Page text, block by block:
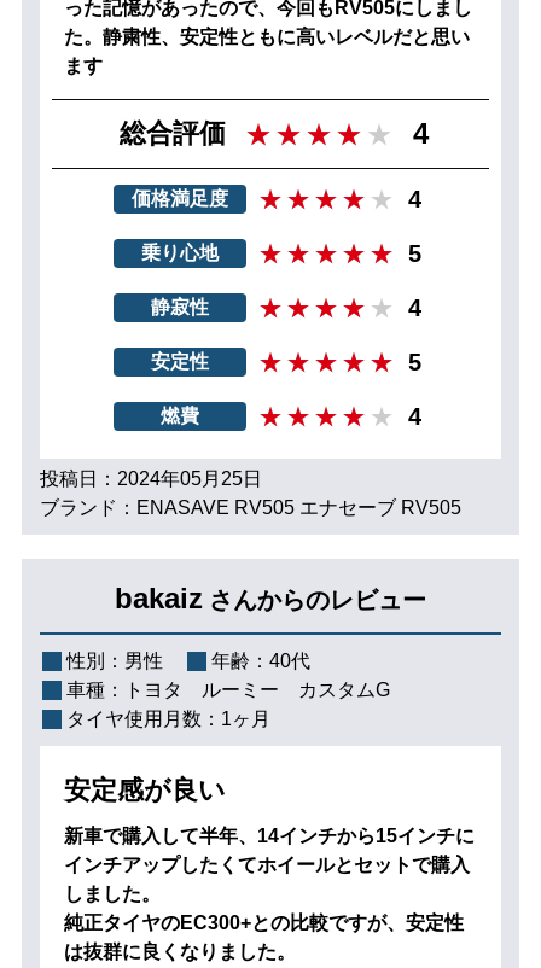
った記憶があったので、今回もRV505にしまし
た。静粛性、安定性ともに高いレベルだと思い
ます
総合評価 4
価格満足度 4
乗り心地 5
静寂性 4
安定性 5
燃費 4
投稿日：2024年05月25日
ブランド：ENASAVE RV505 エナセーブ RV505
bakaiz さんからのレビュー
性別： 男性 年齢： 40代
車種：
トヨタ ルーミー カスタムG
タイヤ使用月数： 1ヶ月
安定感が良い
新車で購入して半年、14インチから15インチに
インチアップしたくてホイールとセットで購入
しました。
純正タイヤのEC300+との比較ですが、安定性
は抜群に良くなりました。